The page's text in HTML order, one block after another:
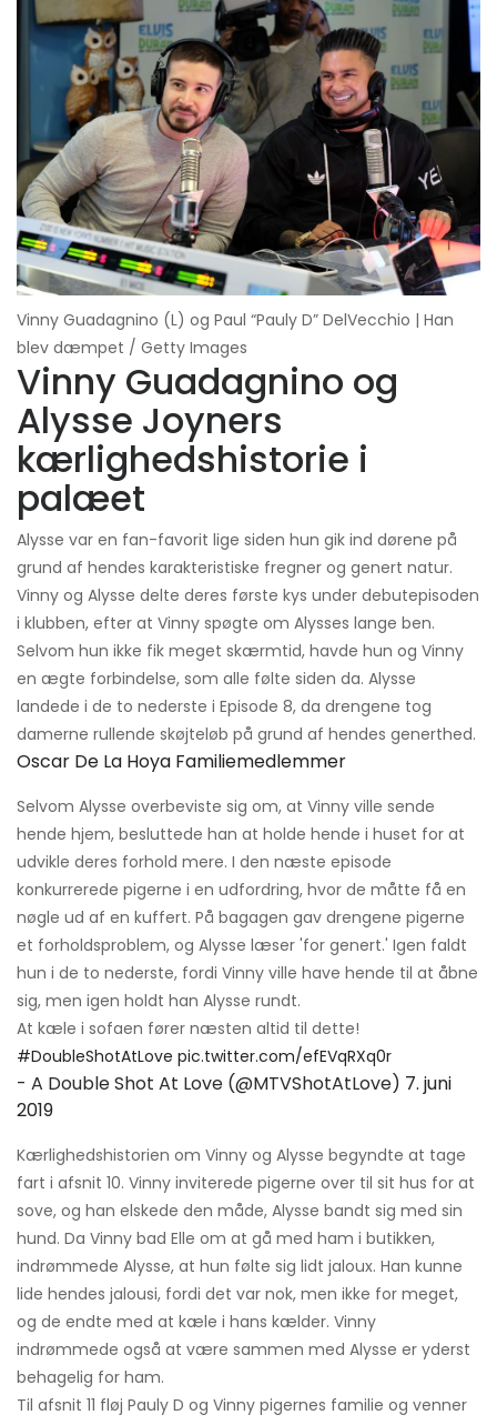
Vinny Guadagnino (L) og Paul “Pauly D” DelVecchio | Han
blev dæmpet / Getty Images
Vinny Guadagnino og
Alysse Joyners
kærlighedshistorie i
palæet
Alysse var en fan-favorit lige siden hun gik ind dørene på
grund af hendes karakteristiske fregner og genert natur.
Vinny og Alysse delte deres første kys under debutepisoden
i klubben, efter at Vinny spøgte om Alysses lange ben.
Selvom hun ikke fik meget skærmtid, havde hun og Vinny
en ægte forbindelse, som alle følte siden da. Alysse
landede i de to nederste i Episode 8, da drengene tog
damerne rullende skøjteløb på grund af hendes generthed.
Oscar De La Hoya Familiemedlemmer
Selvom Alysse overbeviste sig om, at Vinny ville sende
hende hjem, besluttede han at holde hende i huset for at
udvikle deres forhold mere. I den næste episode
konkurrerede pigerne i en udfordring, hvor de måtte få en
nøgle ud af en kuffert. På bagagen gav drengene pigerne
et forholdsproblem, og Alysse læser 'for genert.' Igen faldt
hun i de to nederste, fordi Vinny ville have hende til at åbne
sig, men igen holdt han Alysse rundt.
At kæle i sofaen fører næsten altid til dette!
#DoubleShotAtLove pic.twitter.com/efEVqRXq0r
- A Double Shot At Love (@MTVShotAtLove) 7. juni
2019
Kærlighedshistorien om Vinny og Alysse begyndte at tage
fart i afsnit 10. Vinny inviterede pigerne over til sit hus for at
sove, og han elskede den måde, Alysse bandt sig med sin
hund. Da Vinny bad Elle om at gå med ham i butikken,
indrømmede Alysse, at hun følte sig lidt jaloux. Han kunne
lide hendes jalousi, fordi det var nok, men ikke for meget,
og de endte med at kæle i hans kælder. Vinny
indrømmede også at være sammen med Alysse er yderst
behagelig for ham.
Til afsnit 11 fløj Pauly D og Vinny pigernes familie og venner